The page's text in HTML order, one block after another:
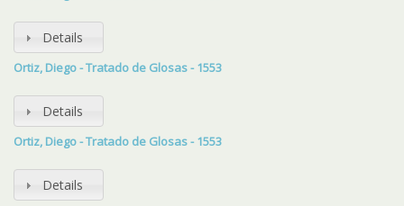
Details
Ortiz, Diego - Tratado de Glosas - 1553
Details
Ortiz, Diego - Tratado de Glosas - 1553
Details